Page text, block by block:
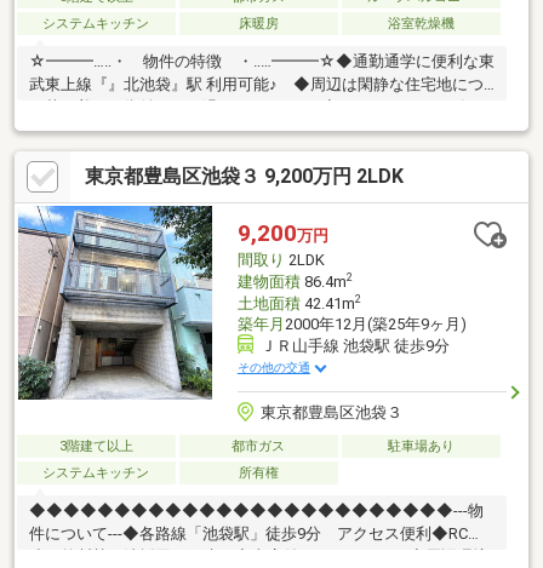
システムキッチン
床暖房 浴室乾燥機
☆━━━…‥・ 物件の特徴 ・‥…━━━☆◆通勤通学に便利な東
武東上線『』北池袋』駅 利用可能♪ ◆周辺は閑静な住宅地につ
ニ、公園等、生活環境良好♪◆同仕様モデルハウスのご案内や建
物プレゼンテーションも随時受付中♪是非、現地をご確認くださ
い！♪物件の詳細はADCAST駒込支店迄【０１２０－９１７－１９
７】♪☆━━━…‥・ ━☆━ ・‥…━━━☆
東京都豊島区池袋３ 9,200万円 2LDK
9,200万円
間取り 2LDK
建物面積86.4m2
土地面積42.41m2
築年月 2000年12月(築25年9ヶ月)
ＪＲ山手線 池袋駅 徒歩9分
その他の交通
東京都豊島区池袋３
3階建て以上 都市ガス
駐車場あり
システムキッチン
所有権
◆◆◆◆◆◆◆◆◆◆◆◆◆◆◆◆◆◆◆◆◆◆◆◆◆---物
件について---◆各路線「池袋駅」徒歩9分 アクセス便利◆RC